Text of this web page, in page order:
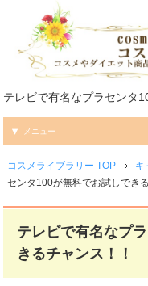
テレビで有名なプラセンタ
メニュー
コスメライブラリー TOP キ
センタ100が無料でお試しでき
テレビで有名なプ
きるチャンス！！